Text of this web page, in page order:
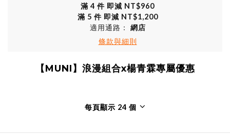
滿 4 件 即減 NT$960
滿 5 件 即減 NT$1,200
適用通路： 網店
條款與細則
【MUNI】浪漫組合x楊青霖專屬優惠
每頁顯示 24 個